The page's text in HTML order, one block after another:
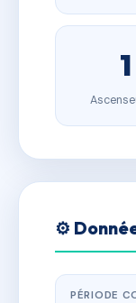
1
⚙️
PÉRIODE